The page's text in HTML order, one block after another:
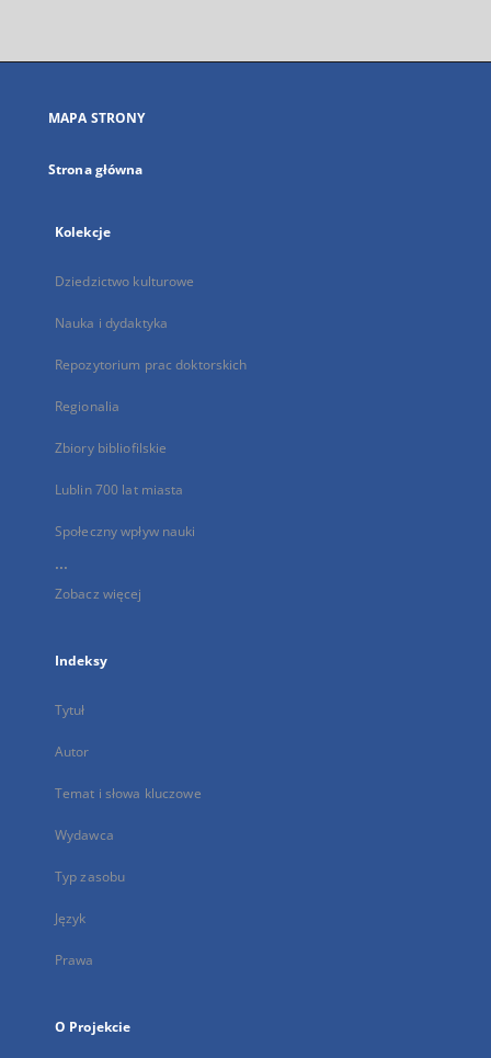
się
karcie
MAPA STRONY
Strona główna
Kolekcje
Dziedzictwo kulturowe
Nauka i dydaktyka
Repozytorium prac doktorskich
Regionalia
Zbiory bibliofilskie
Lublin 700 lat miasta
Społeczny wpływ nauki
...
Zobacz więcej
Indeksy
Tytuł
Autor
Temat i słowa kluczowe
Wydawca
Typ zasobu
Język
Prawa
O Projekcie